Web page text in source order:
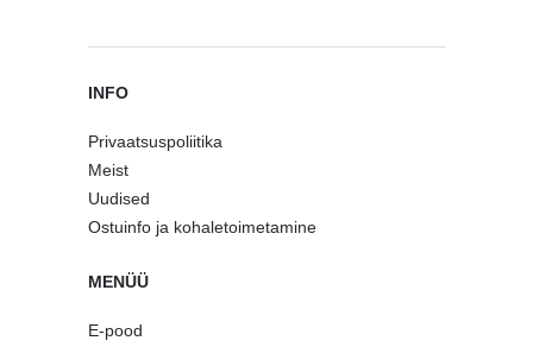
INFO
Privaatsuspoliitika
Meist
Uudised
Ostuinfo ja kohaletoimetamine
MENÜÜ
E-pood